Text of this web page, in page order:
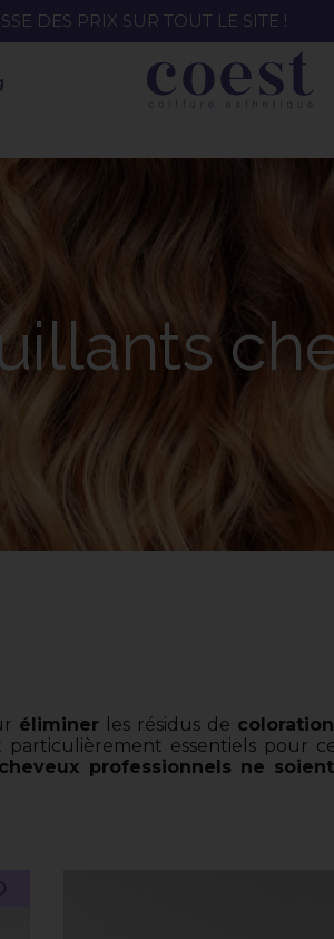
+ SPRAY + SHAMPOING =
éliminer les résidus de
essentiels pour
professionnels ne